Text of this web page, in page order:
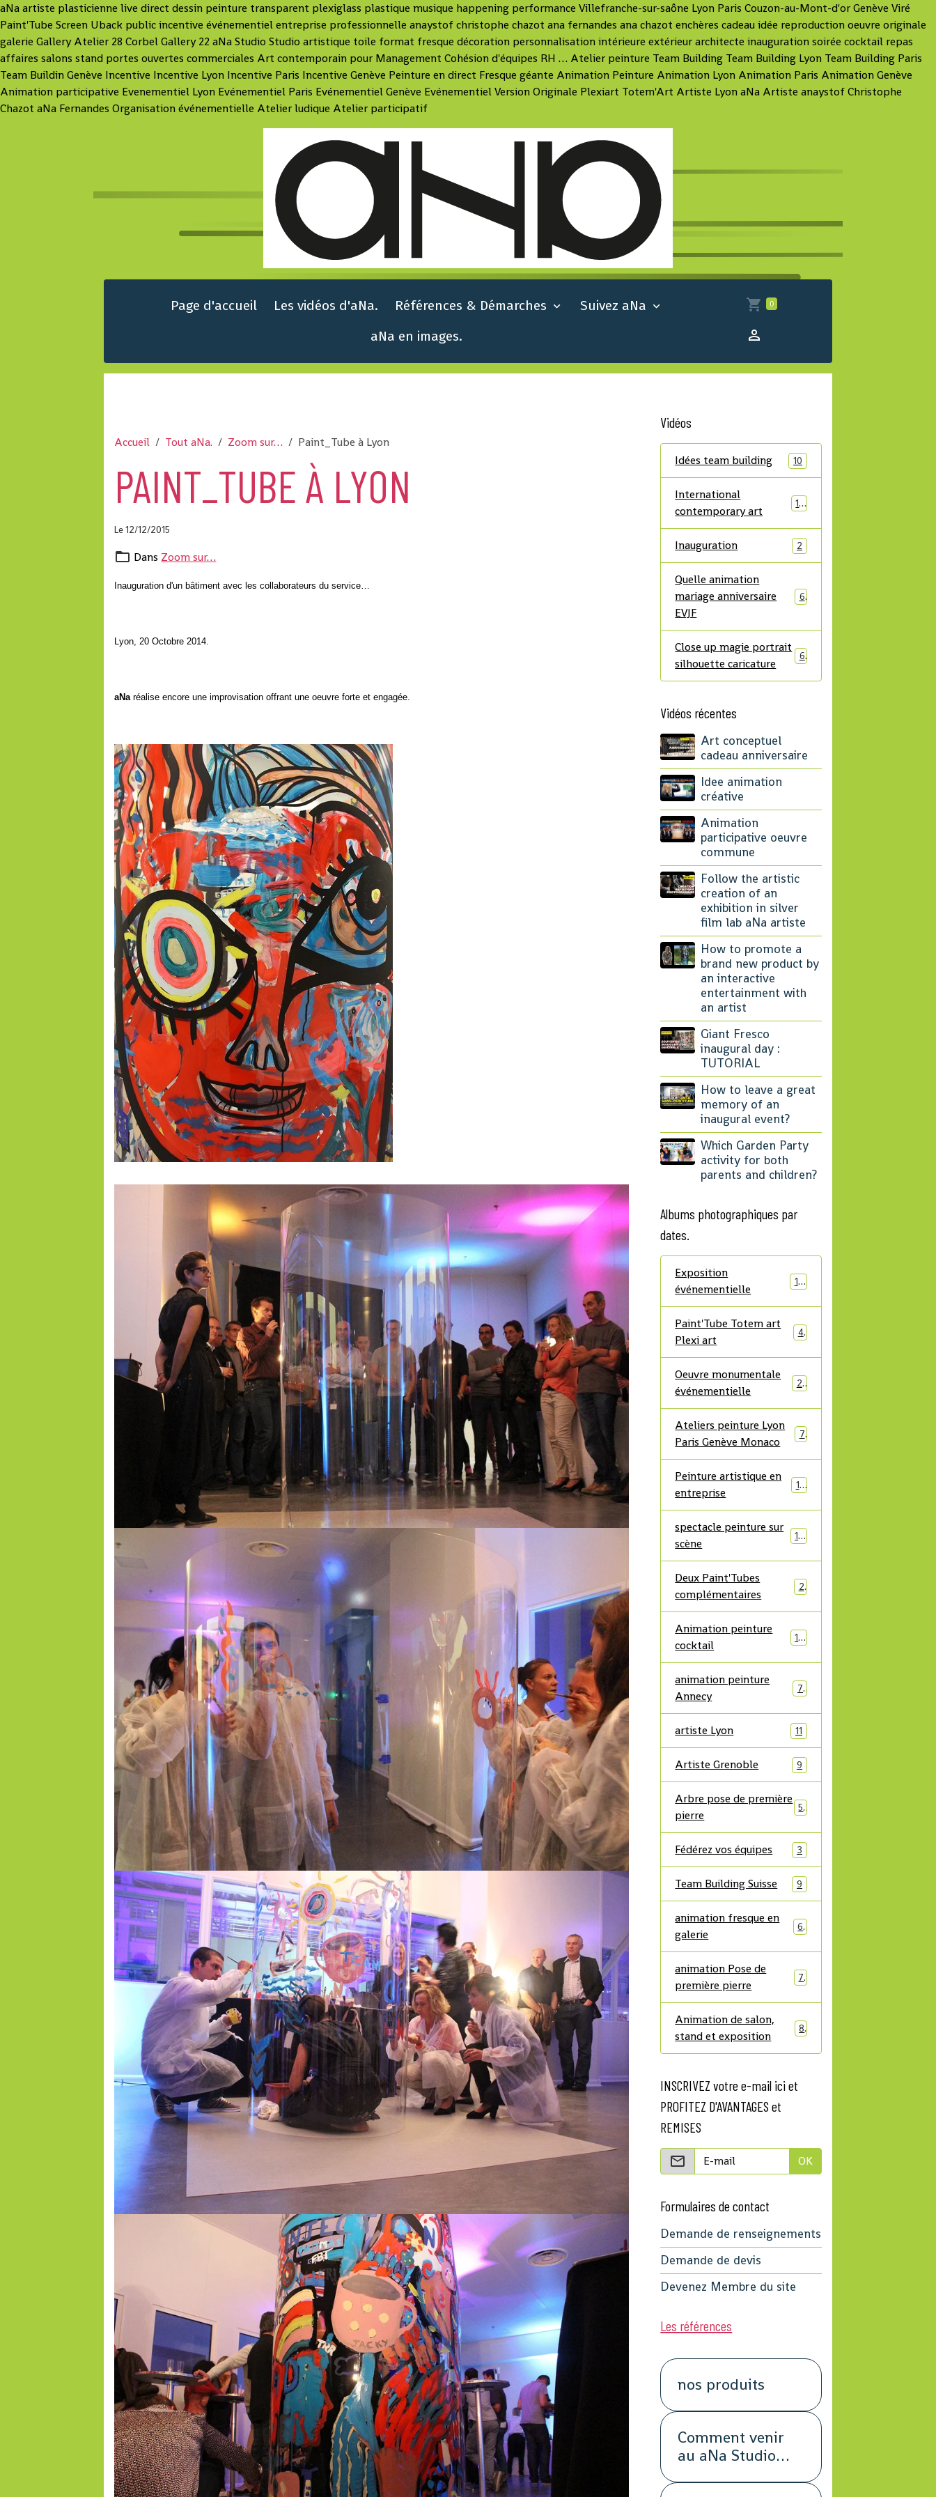
aNa artiste plasticienne live direct dessin peinture transparent plexiglass plastique musique happening performance Villefranche-sur-saône Lyon Paris Couzon-au-Mont-d'or Genève Viré
Paint'Tube Screen Uback public incentive événementiel entreprise professionnelle anaystof christophe chazot ana fernandes ana chazot enchères cadeau idée reproduction oeuvre originale
galerie Gallery Atelier 28 Corbel Gallery 22 aNa Studio Studio artistique toile format fresque décoration personnalisation intérieure extérieur architecte inauguration soirée cocktail repas
affaires salons stand portes ouvertes commerciales Art contemporain pour Management Cohésion d'équipes RH … Atelier peinture Team Building Team Building Lyon Team Building Paris
Team Buildin Genève Incentive Incentive Lyon Incentive Paris Incentive Genève Peinture en direct Fresque géante Animation Peinture Animation Lyon Animation Paris Animation Genève
Animation participative Evenementiel Lyon Evénementiel Paris Evénementiel Genève Evénementiel Version Originale Plexiart Totem'Art Artiste Lyon aNa Artiste anaystof Christophe
Chazot aNa Fernandes Organisation événementielle Atelier ludique Atelier participatif
Page d'accueil Les vidéos d'aNa. Références & Démarches
Suivez aNa
aNa en images.
0
Accueil Tout aNa. Zoom sur… Paint_Tube à Lyon
PAINT_TUBE À LYON
Le 12/12/2015
Dans Zoom sur…
Inauguration d'un bâtiment avec les collaborateurs du service…
Lyon, 20 Octobre 2014.
aNaréalise encore une improvisation offrant une oeuvre forte et engagée.
Vidéos
Idées team building 10
International
contemporary art
14
Inauguration 2
Quelle animation
mariage anniversaire
EVJF
6
Close up magie portrait
silhouette caricature
6
Vidéos récentes
Art conceptuel
cadeau anniversaire
Idee animation
créative
Animation
participative oeuvre
commune
Follow the artistic
creation of an
exhibition in silver
film lab aNa artiste
How to promote a
brand new product by
an interactive
entertainment with
an artist
Giant Fresco
inaugural day :
TUTORIAL
How to leave a great
memory of an
inaugural event?
Which Garden Party
activity for both
parents and children?
Albums photographiques par
dates.
Exposition
événementielle
12
Paint'Tube Totem art
Plexi art
4
Oeuvre monumentale
événementielle
21
Ateliers peinture Lyon
Paris Genève Monaco
7
Peinture artistique en
entreprise
17
spectacle peinture sur
scène
19
Deux Paint'Tubes
complémentaires
2
Animation peinture
cocktail
10
animation peinture
Annecy
7
artiste Lyon 11
Artiste Grenoble 9
Arbre pose de première
pierre
5
Fédérez vos équipes 3
Team Building Suisse 9
animation fresque en
galerie
6
animation Pose de
première pierre
7
Animation de salon,
stand et exposition
8
INSCRIVEZ votre e-mail ici et
PROFITEZ D'AVANTAGES et
REMISES
OK
Formulaires de contact
Demande de renseignements
Demande de devis
Devenez Membre du site
Les références
nos produits
Comment venir
au aNa Studio